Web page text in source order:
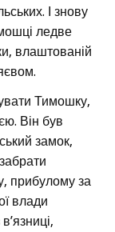
І знову
ледве
влаштованій
Тимошку,
Він був
замок,
прибулому за
влади